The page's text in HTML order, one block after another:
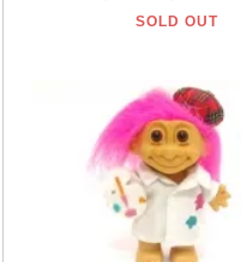
SOLD OUT